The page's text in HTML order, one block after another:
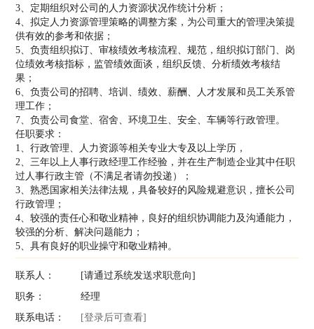
3、定期组织对公司的人力资源状况作统计分析；
4、拟定人力资源管理策略的调整方案，为公司重大的管理决策提
供有效的参考和依据；
5、负责组织拟订、审核绩效考核流程、规范，组织拟订部门、岗
位绩效考核指标，监管绩效面谈，组织反馈、分析绩效考核结
果；
6、负责公司的招聘、培训、绩效、薪酬、人才发展和员工关系管
理工作；
7、负责公司食堂、宿舍、环境卫生、安全、车辆等行政管理。
任职要求：
1、行政管理、人力资源等相关专业大专及以上学历，
2、三年以上人事行政经理工作经验，并在生产制造企业其中任职
过人事行政主管（不满足者请勿投递）；
3、熟悉国家相关法律法规，具备较好的风险规避意识，擅长公司
行政管理；
4、较强的责任心和敬业精神，良好的组织协调能力及沟通能力，
较强的分析、解决问题能力；
5、具有良好的职业操守和敬业精神。
联系人：
[请通过系统发送求职意向]
职务：
经理
联系电话：
[登录后可查看]